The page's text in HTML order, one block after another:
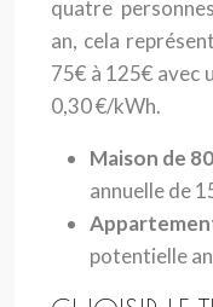
quatre
an, cela
75€ à 125€ avec
0,30 €/kWh.
Maison de 80
annuelle de
potentielle